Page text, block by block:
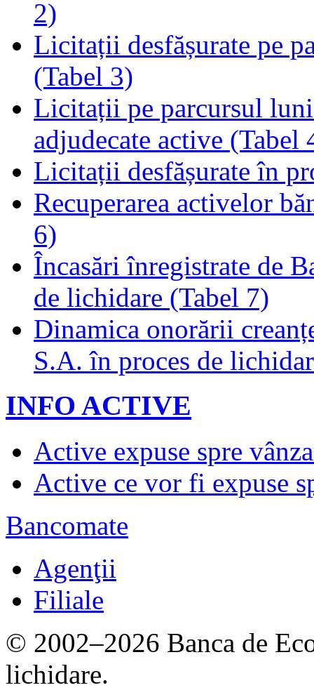
2)
Licitații desfășurate pe
(Tabel 3)
Licitații pe parcursul
adjudecate active (Tabel
Licitații desfășurate în
Recuperarea activelor
6)
Încasări înregistrate de
de lichidare (Tabel 7)
Dinamica onorării
S.A. în proces de
INFO ACTIVE
Active expuse spre
Active ce vor fi expuse
Bancomate
Agenţii
Filiale
© 2002–2026 Banca de
lichidare.